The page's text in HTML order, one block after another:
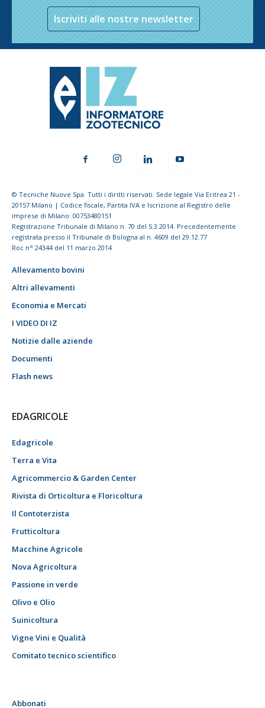
Iscriviti alle nostre newsletter
© Tecniche Nuove Spa. Tutti i diritti riservati. Sede legale Via Eritrea 21 -
20157 Milano | Codice fiscale, Partita IVA e Iscrizione al Registro delle
imprese di Milano: 00753480151
Registrazione Tribunale di Milano n. 70 del 5.3.2014. Precedentemente
registrata presso il Tribunale di Bologna al n. 4609 del 29.12.77
Roc n° 24344 del 11 marzo 2014
Allevamento bovini
Altri allevamenti
Economia e Mercati
I VIDEO DI IZ
Notizie dalle aziende
Documenti
Flash news
EDAGRICOLE
Edagricole
Terra e Vita
Agricommercio & Garden Center
Rivista di Orticoltura e Floricoltura
Il Contoterzista
Frutticoltura
Macchine Agricole
Nova Agricoltura
Passione in verde
Olivo e Olio
Suinicoltura
Vigne Vini e Qualità
Comitato tecnico scientifico
Abbonati